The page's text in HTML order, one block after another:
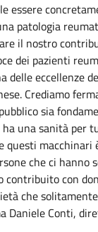
essere
patologia
il nostro
dei pazienti
delle eccellenze
Crediamo
sia
ha una sanità per
questi macchinari
che ci hanno
contribuito con
che
Daniele Conti,